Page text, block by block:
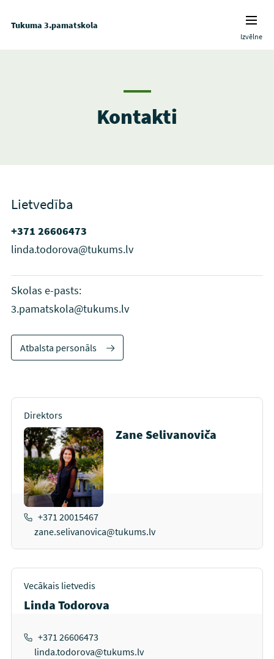
Tukuma 3.pamatskola
Izvēlne
Kontakti
Lietvedība
+371 26606473
linda.todorova@tukums.lv
Skolas e-pasts:
3.pamatskola@tukums.lv
Atbalsta personāls
Direktors
Zane Selivanoviča
+371 20015467
zane.selivanovica@tukums.lv
Vecākais lietvedis
Linda Todorova
+371 26606473
linda.todorova@tukums.lv